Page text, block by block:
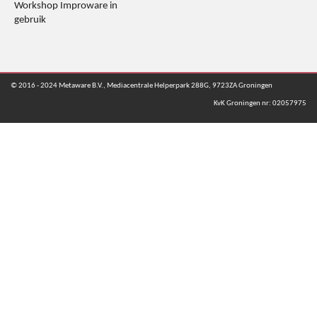
Workshop Improware in
gebruik
© 2016 - 2024 Metaware B.V., Mediacentrale Helperpark 288G, 9723ZA Groningen
KvK Groningen nr: 02057975